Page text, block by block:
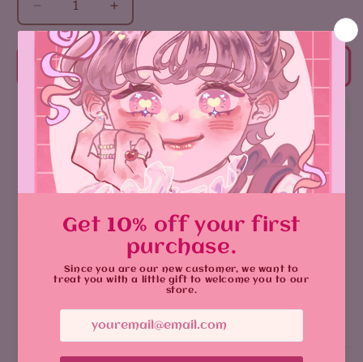
الكمية
Bakugo
sticker
زيادة
الكمية
لـ
Bakugo
sticker
أضف إلى السلة
Product Details:
: 8 cm
Vibrant design with durable, glossy sticker
يشارك